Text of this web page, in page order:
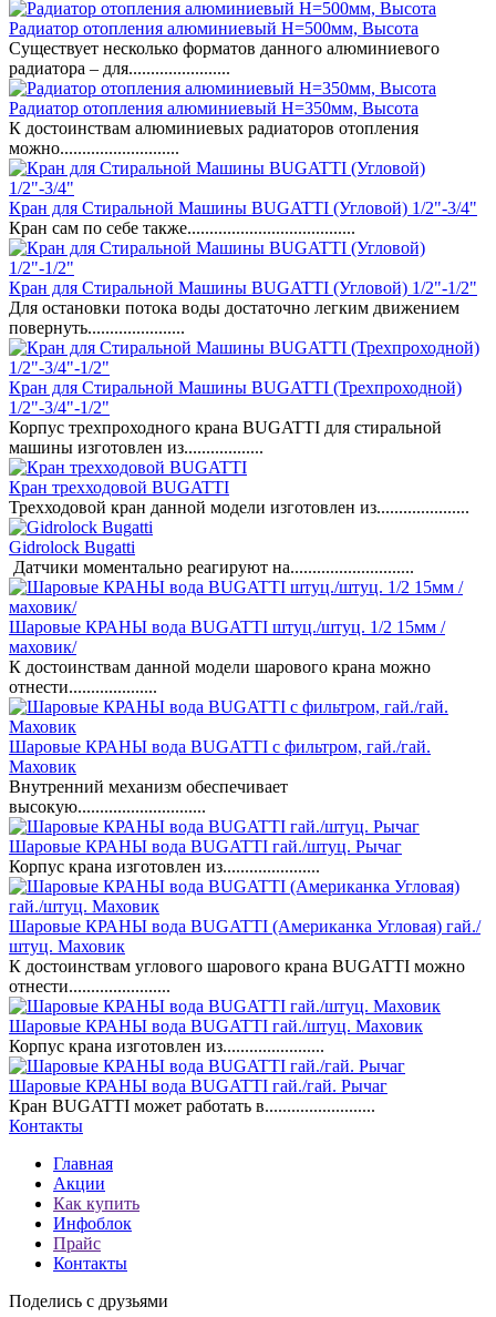
Радиатор отопления алюминиевый H=500мм, Высота
Существует несколько форматов данного алюминиевого
радиатора – для.......................
Радиатор отопления алюминиевый H=350мм, Высота
К достоинствам алюминиевых радиаторов отопления
можно...........................
Кран для Стиральной Машины BUGATTI (Угловой) 1/2"-3/4"
Кран сам по себе также......................................
Кран для Стиральной Машины BUGATTI (Угловой) 1/2"-1/2"
Для остановки потока воды достаточно легким движением
повернуть......................
Кран для Стиральной Машины BUGATTI (Трехпроходной)
1/2"-3/4"-1/2"
Корпус трехпроходного крана BUGATTI для стиральной
машины изготовлен из..................
Кран трехходовой BUGATTI
Трехходовой кран данной модели изготовлен из.....................
Gidrolock Bugatti
Датчики моментально реагируют на............................
Шаровые КРАНЫ вода BUGATTI штуц./штуц. 1/2 15мм /
маховик/
К достоинствам данной модели шарового крана можно
отнести....................
Шаровые КРАНЫ вода BUGATTI с фильтром, гай./гай.
Маховик
Внутренний механизм обеспечивает
высокую.............................
Шаровые КРАНЫ вода BUGATTI гай./штуц. Рычаг
Корпус крана изготовлен из......................
Шаровые КРАНЫ вода BUGATTI (Американка Угловая) гай./
штуц. Маховик
К достоинствам углового шарового крана BUGATTI можно
отнести.......................
Шаровые КРАНЫ вода BUGATTI гай./штуц. Маховик
Корпус крана изготовлен из.......................
Шаровые КРАНЫ вода BUGATTI гай./гай. Рычаг
Кран BUGATTI может работать в.........................
Контакты
Главная
Акции
Как купить
Инфоблок
Прайс
Контакты
Поделись с друзьями